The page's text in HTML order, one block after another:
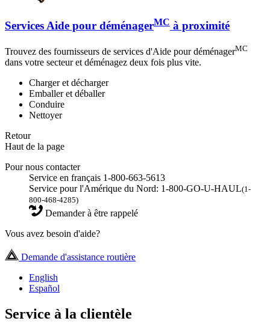
Services Aide pour déménagerMC à proximité
Trouvez des fournisseurs de services d'Aide pour déménagerMC
dans votre secteur et déménagez deux fois plus vite.
Charger et décharger
Emballer et déballer
Conduire
Nettoyer
Retour
Haut de la page
Pour nous contacter
Service en français 1-800-663-5613
Service pour l'Amérique du Nord: 1-800-GO-U-HAUL(1-
800-468-4285)
Demander à être rappelé
Vous avez besoin d'aide?
Demande d'assistance routière
English
Español
Service à la clientèle